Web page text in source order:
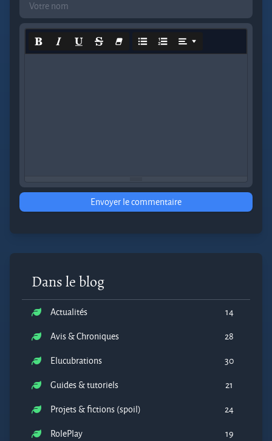
Envoyer le commentaire
Dans le blog
Actualités
14
Avis & Chroniques
28
Elucubrations
30
Guides & tutoriels
21
Projets & fictions (spoil)
24
RolePlay
19